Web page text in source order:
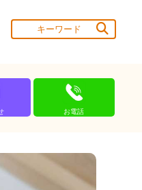
お電話